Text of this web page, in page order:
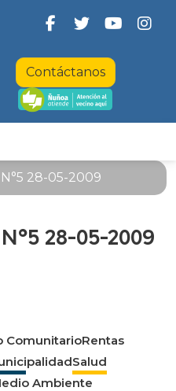
Contáctanos
28-05-2009
28-05-2009
ComunitarioRentas
Salud
Ambiente